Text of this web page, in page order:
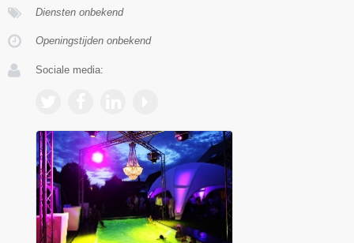
Diensten onbekend
Openingstijden onbekend
Sociale media: